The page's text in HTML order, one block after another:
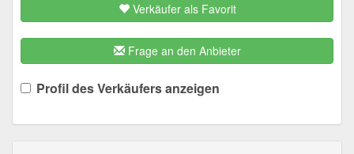
Verkäufer als Favorit
Frage an den Anbieter
Profil des Verkäufers anzeigen